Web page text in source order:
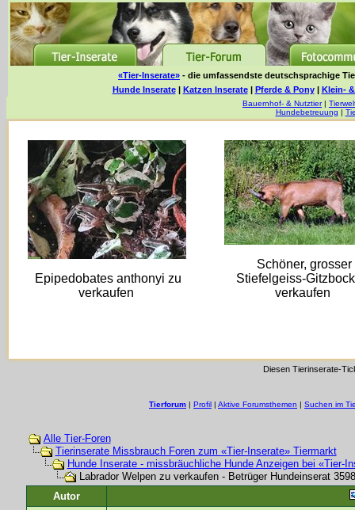
«Tier-Inserate» - die umfassendste deutschsprachige
Hunde Inserate| Katzen Inserate| Pferde & Pony| Klein-
Bauernhof- & Nutztier|
Hundebetreuung |
Epipedobates anthonyi zu
verkaufen
Schöner, grosser
Stiefelgeiss-
verkaufen
Diesen Tierinserate-
Tierforum | Profil | Aktive Forumsthemen | Suchen im
Alle Tier-Foren
Tierinserate Missbrauch Foren zum «Tier-Inserate» Tiermarkt
Hunde Inserate - missbräuchliche Hunde Anzeigen bei «Tier-
Labrador Welpen zu verkaufen - Betrüger Hundeinserat
Autor